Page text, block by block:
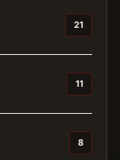
21
11
8